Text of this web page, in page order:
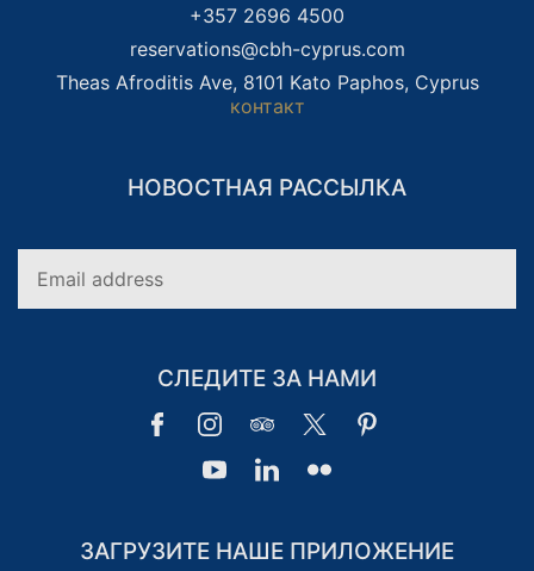
+357 2696 4500
reservations@cbh-cyprus.com
Theas Afroditis Ave, 8101 Kato Paphos, Cyprus
контакт
НОВОСТНАЯ РАССЫЛКА
СЛЕДИТЕ ЗА НАМИ
ЗАГРУЗИТЕ НАШЕ ПРИЛОЖЕНИЕ